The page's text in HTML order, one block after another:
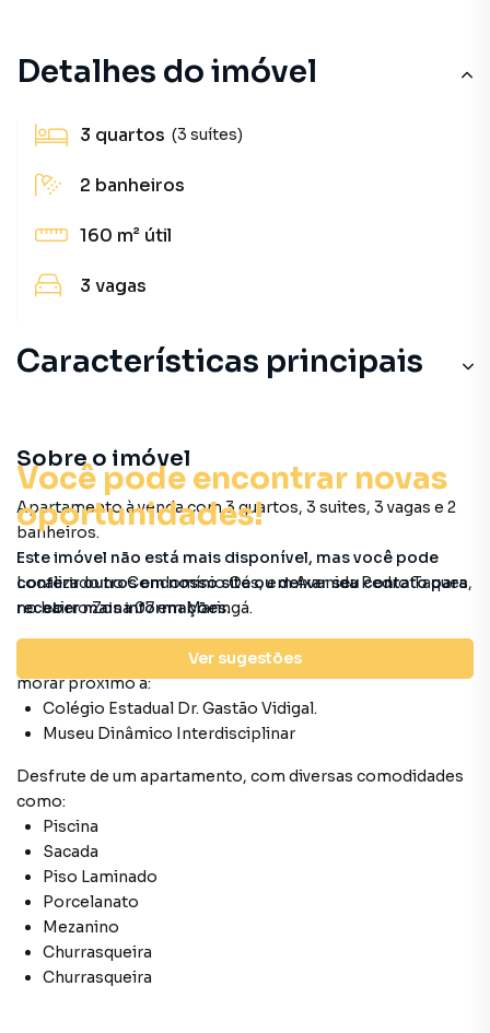
Você pode encontrar novas
oportunidades!
Este imóvel não está mais disponível, mas você pode
conferir outros em nosso site ou deixar seu contato para
receber mais informações.
Ver sugestões
Detalhes do imóvel
3 quartos (3 suítes)
2 banheiros
160 m² útil
3 vagas
Características principais
SPA
Salão gourmet
Gourmet
Cozinha
Sobre o imóvel
Apartamento à venda com 3 quartos, 3 suites, 3 vagas e 2
banheiros.
Localizadono CondomínioOás,emAvenida Pedro Taques,
no bairro Zona 07em Maringá.
Possui uma ótima localização, ideal para quem procura
morar próximo a:
Colégio Estadual Dr. Gastão Vidigal.
Museu Dinâmico Interdisciplinar
Desfrute de um apartamento, com diversas comodidades
como:
Piscina
Sacada
Piso Laminado
Porcelanato
Mezanino
Churrasqueira
Churrasqueira